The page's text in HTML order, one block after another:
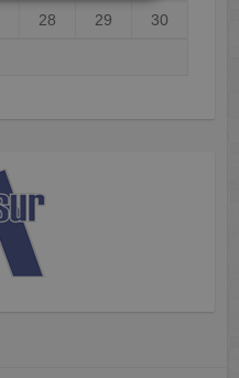
28 29 30